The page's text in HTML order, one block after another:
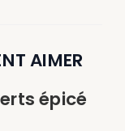
AIMER
épicé